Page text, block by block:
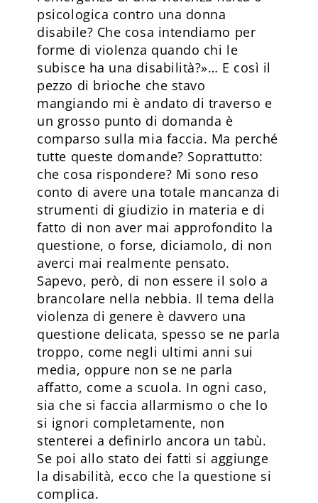
psicologica contro una donna
disabile? Che cosa intendiamo per
forme di violenza quando chi le
subisce ha una disabilità?»… E così il
pezzo di brioche che stavo
mangiando mi è andato di traverso e
un grosso punto di domanda è
comparso sulla mia faccia. Ma perché
tutte queste domande? Soprattutto:
che cosa rispondere? Mi sono reso
conto di avere una totale mancanza di
strumenti di giudizio in materia e di
fatto di non aver mai approfondito la
questione, o forse, diciamolo, di non
averci mai realmente pensato.
Sapevo, però, di non essere il solo a
brancolare nella nebbia. Il tema della
violenza di genere è davvero una
questione delicata, spesso se ne parla
troppo, come negli ultimi anni sui
media, oppure non se ne parla
affatto, come a scuola. In ogni caso,
sia che si faccia allarmismo o che lo
si ignori completamente, non
stenterei a definirlo ancora un tabù.
Se poi allo stato dei fatti si aggiunge
la disabilità, ecco che la questione si
complica.